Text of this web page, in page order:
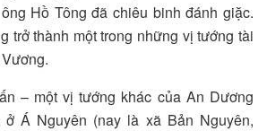
Hồ Tông đã chiêu binh đánh giặc.
trở thành một trong những vị tướng tài
– một vị tướng khác của An Dương
Á Nguyên (nay là xã Bản Nguyên,